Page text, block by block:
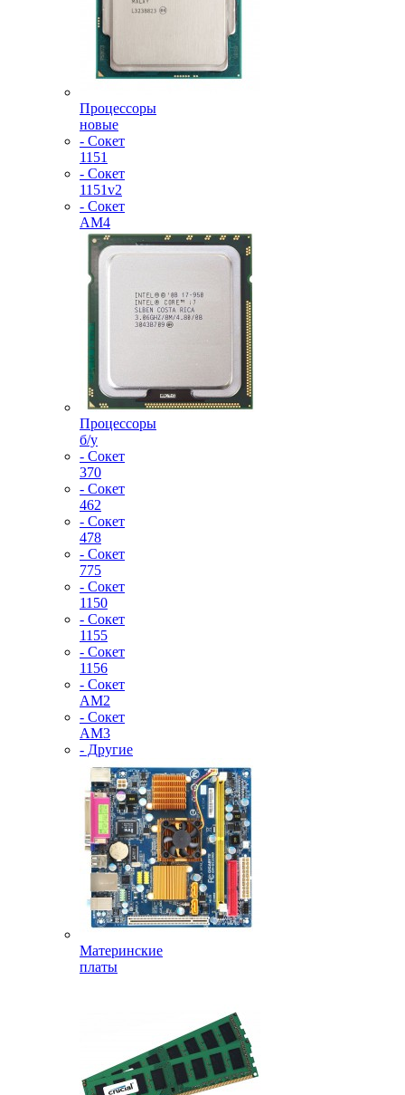
Процессоры
новые
- Сокет
1151
- Сокет
1151v2
- Сокет
AM4
Процессоры
б/у
- Сокет
370
- Сокет
462
- Сокет
478
- Сокет
775
- Сокет
1150
- Сокет
1155
- Сокет
1156
- Сокет
AM2
- Сокет
AM3
- Другие
Материнские
платы